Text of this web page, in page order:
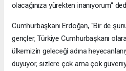
olacağınıza yürekten inanıyorum"
Cumhurbaşkanı Erdoğan, "Bir de
gençler, Türkiye Cumhurbaşkanı
ülkemizin geleceği adına
duyuyor, sizlere çok ama çok